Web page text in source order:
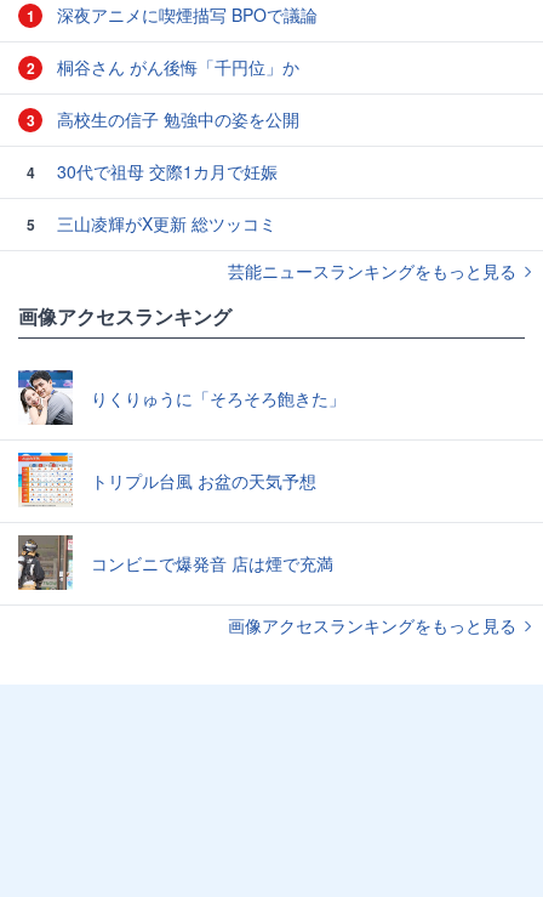
1 深夜アニメに喫煙描写 BPOで議論
2 桐谷さん がん後悔「千円位」か
3 高校生の信子 勉強中の姿を公開
4 30代で祖母 交際1カ月で妊娠
5
三山凌輝がX更新 総ツッコミ
芸能ニュースランキングをもっと見る
画像アクセスランキング
りくりゅうに「そろそろ飽きた」
トリプル台風 お盆の天気予想
コンビニで爆発音 店は煙で充満
画像アクセスランキングをもっと見る